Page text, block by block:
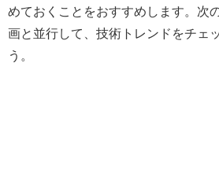
めておくことをおすすめします。次
画と並行して、技術トレンドをチェ
う。